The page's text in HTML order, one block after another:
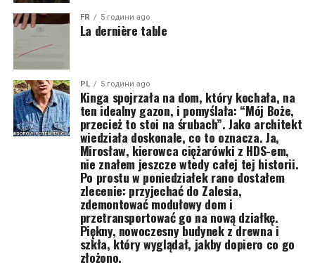
FR 5 години ago
La dernière table
PL 5 години ago
Kinga spojrzała na dom, który kochała, na
ten idealny gazon, i pomyślała: “Mój Boże,
przecież to stoi na śrubach”. Jako architekt
wiedziała doskonale, co to oznacza. Ja,
Mirosław, kierowca ciężarówki z HDS-em,
nie znałem jeszcze wtedy całej tej historii.
Po prostu w poniedziałek rano dostałem
zlecenie: przyjechać do Zalesia,
zdemontować modułowy dom i
przetransportować go na nową działkę.
Piękny, nowoczesny budynek z drewna i
szkła, który wyglądał, jakby dopiero co go
złożono.